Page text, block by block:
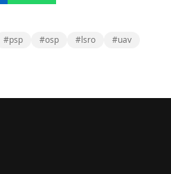
#psp #osp #lsro #uav